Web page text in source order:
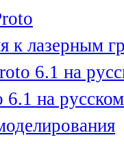
к лазерным
6.1 на
на русском